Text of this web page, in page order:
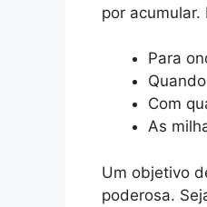
por
Para
Com
As
Um objetivo
poderosa.